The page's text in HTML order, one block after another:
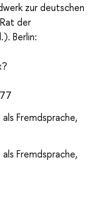
zur deutschen
der
Berlin:
Fremdsprache,
Fremdsprache,